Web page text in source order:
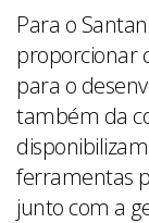
Para o
proporcionar
para o
também da
ferramentas
junto com a